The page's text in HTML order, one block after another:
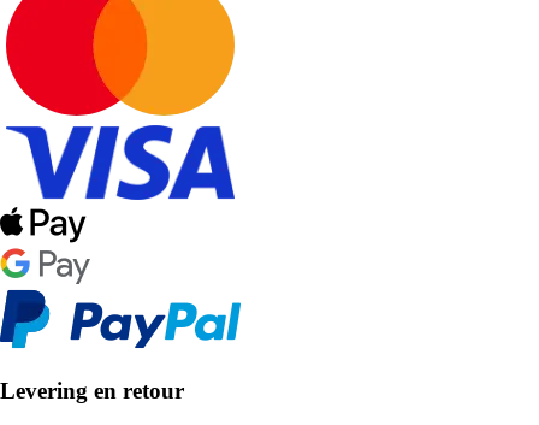
Levering en retour